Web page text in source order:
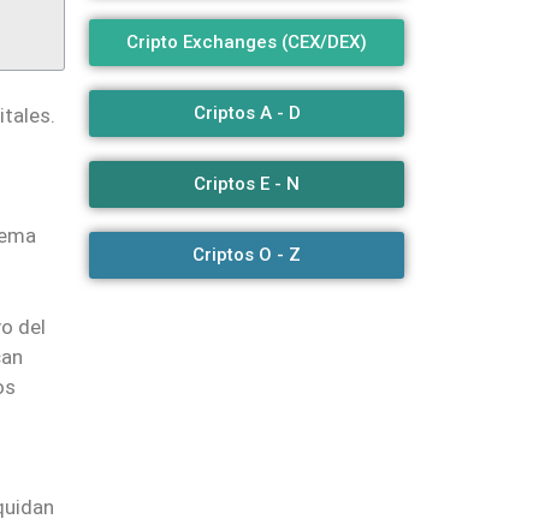
del
Cripto Exchanges (CEX/DEX)
Criptos A - D
Criptos E - N
Criptos O - Z